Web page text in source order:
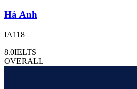
Hà Anh
IA118
8.0IELTS
OVERALL